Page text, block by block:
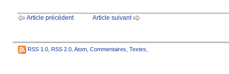
Article précédent Article suivant
RSS 1.0 RSS 2.0 Atom Commentaires Textes